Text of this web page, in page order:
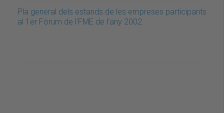
Pla general dels estands de les empreses participants
al 1er Fòrum de l'FME de l'any 2002